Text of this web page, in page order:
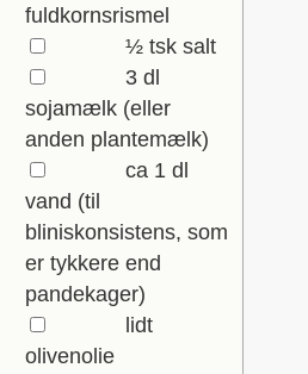
fuldkornsrismel
½ tsk salt
3 dl
sojamælk (eller
anden plantemælk)
ca 1 dl
vand (til
bliniskonsistens, som
er tykkere end
pandekager)
lidt
olivenolie